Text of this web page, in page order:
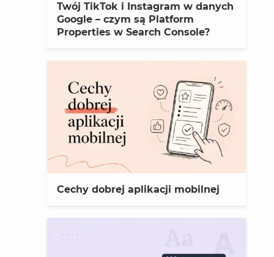
Twój TikTok i Instagram w danych
Google – czym są Platform
Properties w Search Console?
Cechy dobrej aplikacji mobilnej